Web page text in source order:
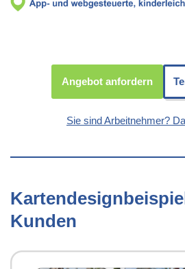
Angebot anfordern
Sie sind Arbeitnehmer?
Kunden